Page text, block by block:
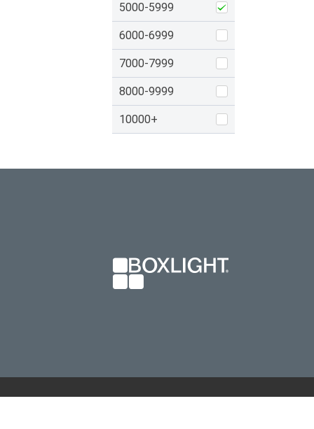
5000-5999
6000-6999
7000-7999
8000-9999
10000+